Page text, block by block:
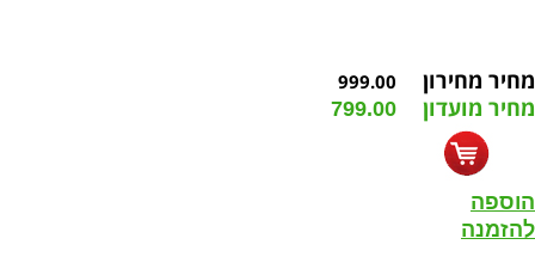
מחיר מחירון 999.00
מחיר מועדון 799.00
הוספה
להזמנה